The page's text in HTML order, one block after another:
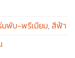
มพับ-พรีเมียม,สีฟ้า